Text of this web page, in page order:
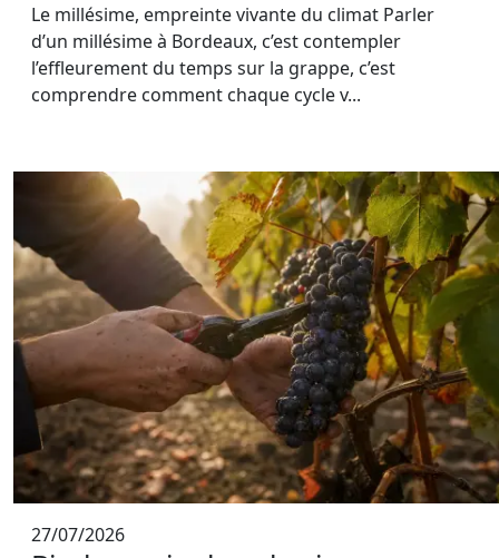
Le millésime, empreinte vivante du climat Parler
d’un millésime à Bordeaux, c’est contempler
l’effleurement du temps sur la grappe, c’est
comprendre comment chaque cycle v...
27/07/2026